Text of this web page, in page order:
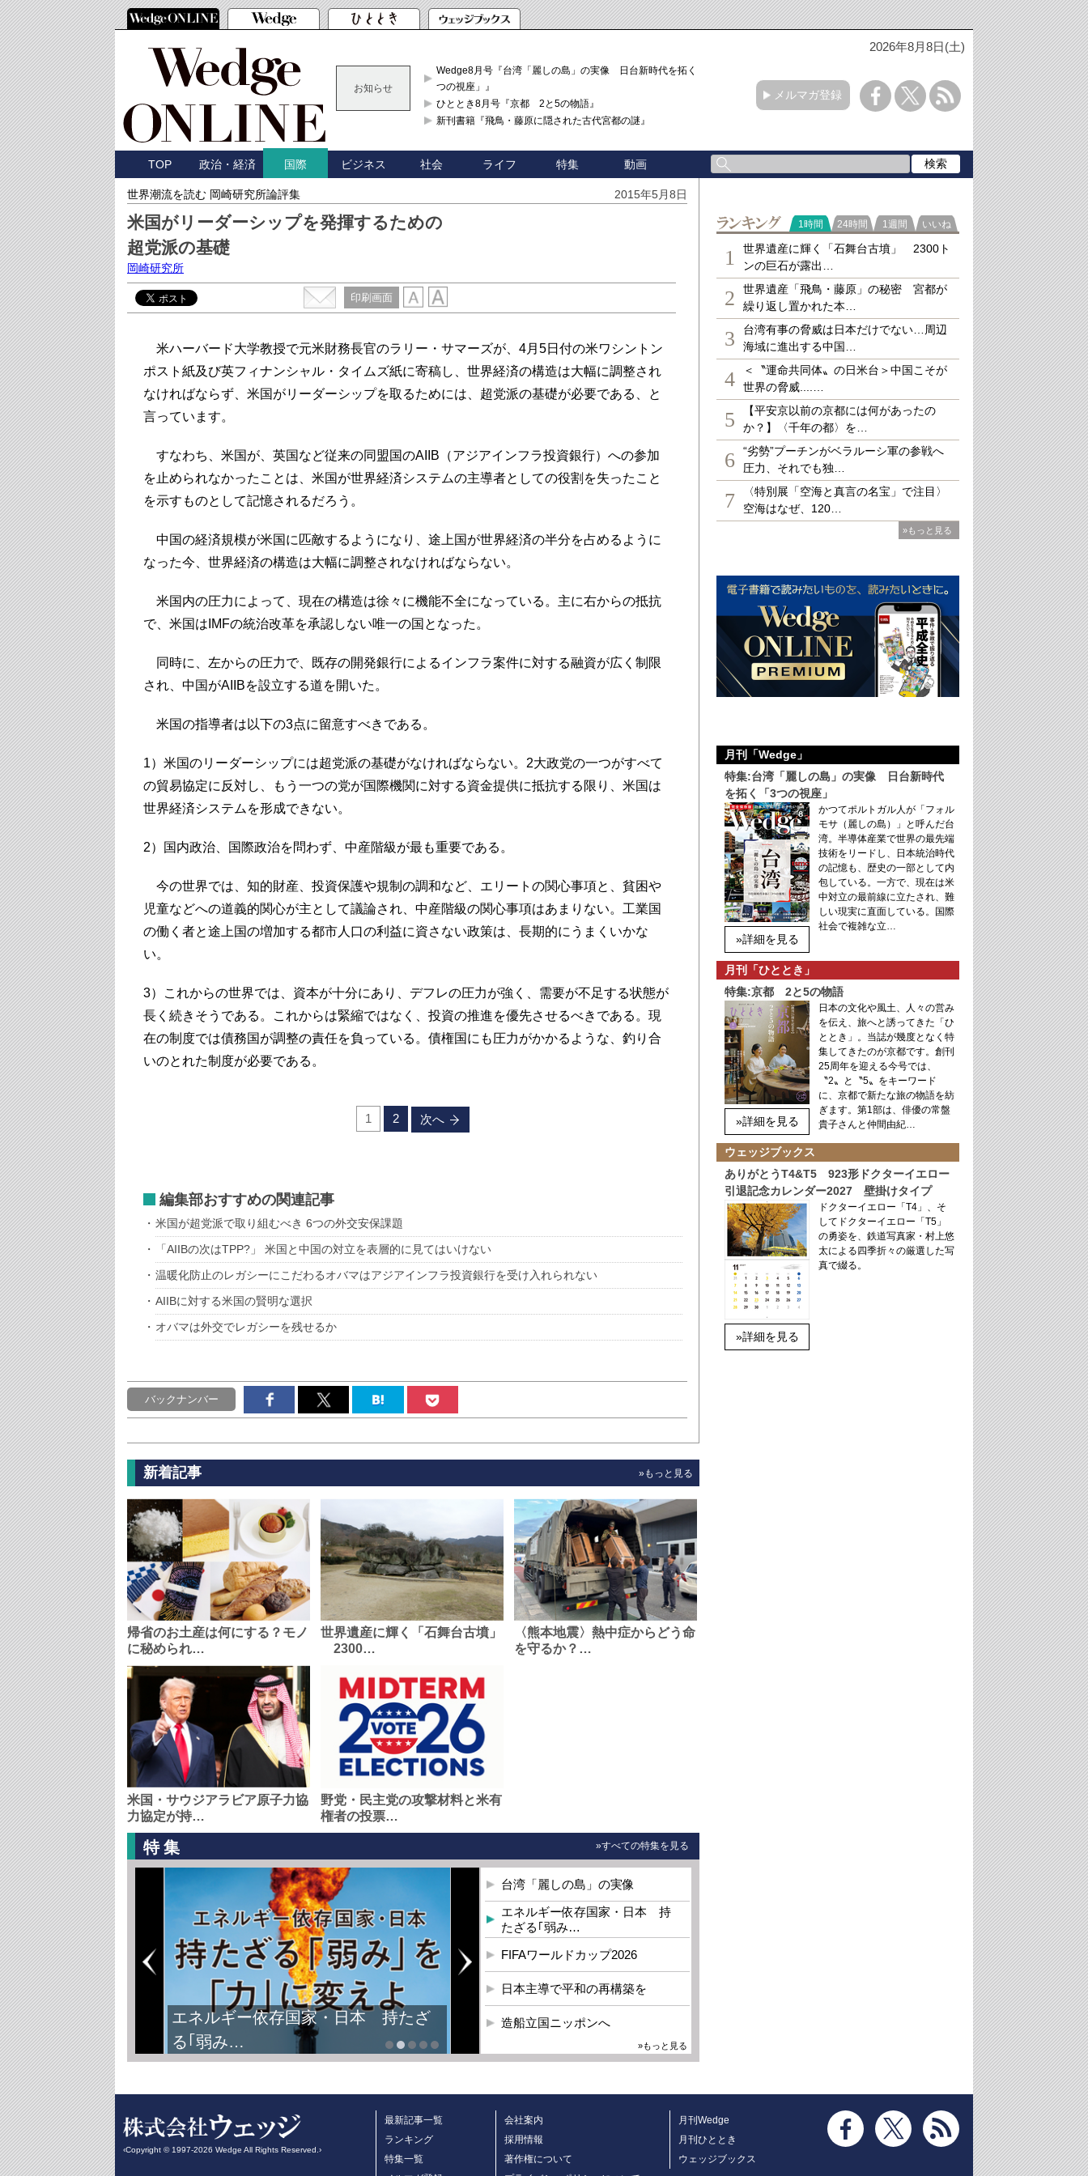
2026年8月8日(土)
お知らせ
Wedge8月号『台湾「麗しの島」の実像 日台新時代を拓く「3
つの視座」』
ひととき8月号『京都 2と5の物語』
新刊書籍『飛鳥・藤原に隠された古代宮都の謎』
メルマガ登録
TOP 政治・経済 国際 ビジネス 社会 ライフ 特集 動画
世界潮流を読む 岡崎研究所論評集 2015年5月8日
米国がリーダーシップを発揮するための
超党派の基礎
岡崎研究所
印刷画面
米ハーバード大学教授で元米財務長官のラリー・サマーズが、4月5日付の米ワシントン
ポスト紙及び英フィナンシャル・タイムズ紙に寄稿し、世界経済の構造は大幅に調整され
なければならず、米国がリーダーシップを取るためには、超党派の基礎が必要である、と
言っています。
すなわち、米国が、英国など従来の同盟国のAIIB（アジアインフラ投資銀行）への参加
を止められなかったことは、米国が世界経済システムの主導者としての役割を失ったこと
を示すものとして記憶されるだろう。
中国の経済規模が米国に匹敵するようになり、途上国が世界経済の半分を占めるように
なった今、世界経済の構造は大幅に調整されなければならない。
米国内の圧力によって、現在の構造は徐々に機能不全になっている。主に右からの抵抗
で、米国はIMFの統治改革を承認しない唯一の国となった。
同時に、左からの圧力で、既存の開発銀行によるインフラ案件に対する融資が広く制限
され、中国がAIIBを設立する道を開いた。
米国の指導者は以下の3点に留意すべきである。
1）米国のリーダーシップには超党派の基礎がなければならない。2大政党の一つがすべて
の貿易協定に反対し、もう一つの党が国際機関に対する資金提供に抵抗する限り、米国は
世界経済システムを形成できない。
2）国内政治、国際政治を問わず、中産階級が最も重要である。
今の世界では、知的財産、投資保護や規制の調和など、エリートの関心事項と、貧困や
児童などへの道義的関心が主として議論され、中産階級の関心事項はあまりない。工業国
の働く者と途上国の増加する都市人口の利益に資さない政策は、長期的にうまくいかな
い。
3）これからの世界では、資本が十分にあり、デフレの圧力が強く、需要が不足する状態が
長く続きそうである。これからは緊縮ではなく、投資の推進を優先させるべきである。現
在の制度では債務国が調整の責任を負っている。債権国にも圧力がかかるような、釣り合
いのとれた制度が必要である。
1 2 次へ
編集部おすすめの関連記事
米国が超党派で取り組むべき 6つの外交安保課題
「AIIBの次はTPP?」 米国と中国の対立を表層的に見てはいけない
温暖化防止のレガシーにこだわるオバマはアジアインフラ投資銀行を受け入れられない
AIIBに対する米国の賢明な選択
オバマは外交でレガシーを残せるか
バックナンバー
新着記事 »もっと見る
帰省のお土産は何にする？モノ
に秘められ…
世界遺産に輝く「石舞台古墳」
2300…
〈熊本地震〉熱中症からどう命
を守るか？…
米国・サウジアラビア原子力協
力協定が持…
野党・民主党の攻撃材料と米有
権者の投票…
特集 »すべての特集を見る
エネルギー依存国家・日本 持たざ
る｢弱み…
台湾「麗しの島」の実像
エネルギー依存国家・日本 持
たざる｢弱み…
FIFAワールドカップ2026
日本主導で平和の再構築を
造船立国ニッポンへ
»もっと見る
ランキング
1時間 24時間 1週間 いいね
1
世界遺産に輝く「石舞台古墳」 2300ト
ンの巨石が露出…
2
世界遺産「飛鳥・藤原」の秘密 宮都が
繰り返し置かれた本…
3
台湾有事の脅威は日本だけでない…周辺
海域に進出する中国…
4
＜〝運命共同体〟の日米台＞中国こそが
世界の脅威....…
5
【平安京以前の京都には何があったの
か？】〈千年の都〉を…
6
“劣勢”プーチンがベラルーシ軍の参戦へ
圧力、それでも独…
7
〈特別展「空海と真言の名宝」で注目〉
空海はなぜ、120…
»もっと見る
月刊「Wedge」
特集:台湾「麗しの島」の実像 日台新時代
を拓く「3つの視座」
»詳細を見る
かつてポルトガル人が「フォル
モサ（麗しの島）」と呼んだ台
湾。半導体産業で世界の最先端
技術をリードし、日本統治時代
の記憶も、歴史の一部として内
包している。一方で、現在は米
中対立の最前線に立たされ、難
しい現実に直面している。国際
社会で複雑な立…
月刊「ひととき」
特集:京都 2と5の物語
»詳細を見る
日本の文化や風土、人々の営み
を伝え、旅へと誘ってきた「ひ
ととき」。当誌が幾度となく特
集してきたのが京都です。創刊
25周年を迎える今号では、
〝2〟と〝5〟をキーワード
に、京都で新たな旅の物語を紡
ぎます。第1部は、俳優の常盤
貴子さんと仲間由紀…
ウェッジブックス
ありがとうT4&T5 923形ドクターイエロー
引退記念カレンダー2027 壁掛けタイプ
»詳細を見る
ドクターイエロー「T4」、そ
してドクターイエロー「T5」
の勇姿を、鉄道写真家・村上悠
太による四季折々の厳選した写
真で綴る。
‹Copyright © 1997-2026 Wedge All Rights Reserved.›
最新記事一覧
ランキング
特集一覧
会社案内
採用情報
著作権について
月刊Wedge
月刊ひととき
ウェッジブックス